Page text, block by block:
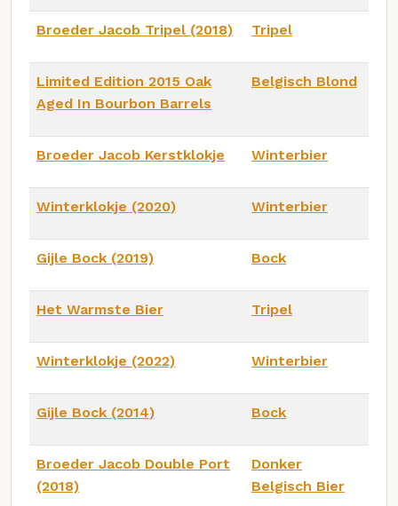
Broeder Jacob Tripel (2018) Tripel
Limited Edition 2015 Oak
Aged In Bourbon Barrels
Belgisch Blond
Broeder Jacob Kerstklokje Winterbier
Winterklokje (2020) Winterbier
Gijle Bock (2019) Bock
Het Warmste Bier Tripel
Winterklokje (2022) Winterbier
Gijle Bock (2014) Bock
Broeder Jacob Double Port
(2018)
Donker
Belgisch Bier